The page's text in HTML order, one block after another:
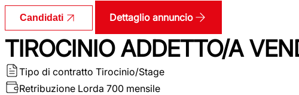
Candidati Dettaglio annuncio
TIROCINIO ADDETTO/A
Tipo di contratto Tirocinio/Stage
Retribuzione Lorda 700 mensile